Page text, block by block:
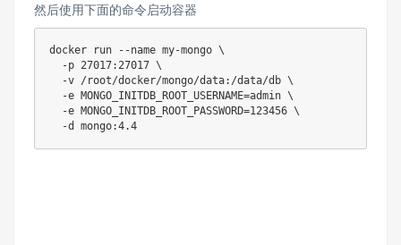
然后使用下面的命令启动容器
docker run --name my-mongo \
  -p 27017:27017 \
  -v /root/docker/mongo/data:/data/db \
  -e MONGO_INITDB_ROOT_USERNAME=admin \
  -e MONGO_INITDB_ROOT_PASSWORD=123456 \
  -d mongo:4.4